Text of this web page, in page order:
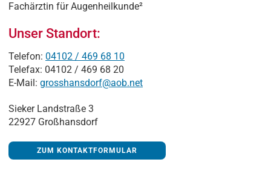
Fachärztin für Augenheilkunde²
Unser Standort:
Telefon: 04102 / 469 68 10
Telefax: 04102 / 469 68 20
E-Mail: grosshansdorf@aob.net
Sieker Landstraße 3
22927 Großhansdorf
ZUM KONTAKTFORMULAR